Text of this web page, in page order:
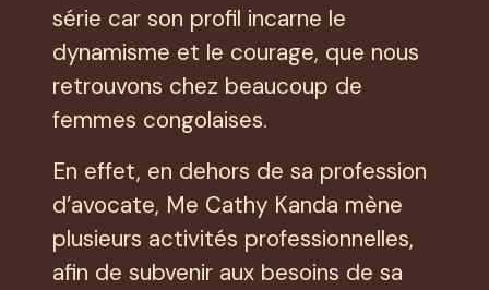
série car son profil incarne le
dynamisme et le courage, que nous
retrouvons chez beaucoup de
femmes congolaises.
En effet, en dehors de sa profession
d’avocate, Me Cathy Kanda mène
plusieurs activités professionnelles,
afin de subvenir aux besoins de sa